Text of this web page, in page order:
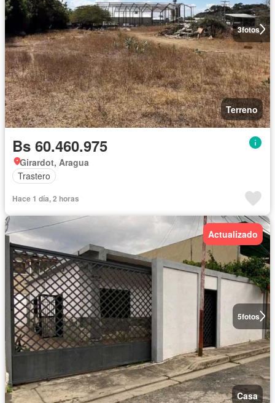
3fotos
Terreno
Bs 60.460.975
Girardot, Aragua
Trastero
Hace 1 día, 2 horas
5fotos
Actualizado
Casa